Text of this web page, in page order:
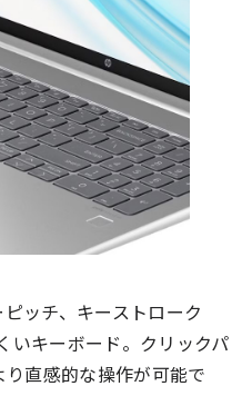
ッチ、キーストローク
いキーボード。クリックパ
直感的な操作が可能で